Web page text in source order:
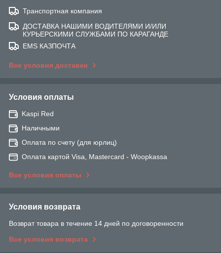
Транспортная компания
ДОСТАВКА НАШИМИ ВОДИТЕЛЯМИ И/ИЛИ
КУРЬЕРСКИМИ СЛУЖБАМИ ПО КАРАГАНДЕ
EMS КАЗПОЧТА
Все условия доставки
Условия оплаты
Kaspi Red
Наличными
Оплата по счету (для юрлиц)
Оплата картой Visa, Mastercard - Woopkassa
Все условия оплаты
Условия возврата
Возврат товара в течение 14 дней по договоренности
Все условия возврата